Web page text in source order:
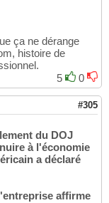
ça ne dérange
histoire de
5
0
#305
du DOJ
à l'économie
a déclaré
affirme